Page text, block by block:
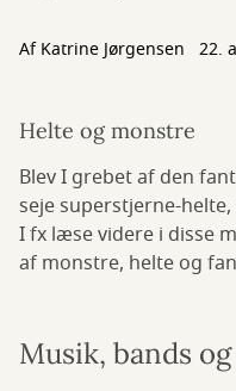
AfKatrine Jørgensen 22.
Helte og monstre
Blev I grebet af den
seje superstjerne-
I fx læse videre i disse
af monstre, helte og
Musik, bands